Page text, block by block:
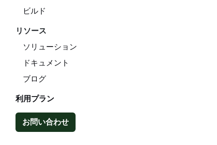
ビルド
リソース
ソリューション
ドキュメント
ブログ
利用プラン
お問い合わせ